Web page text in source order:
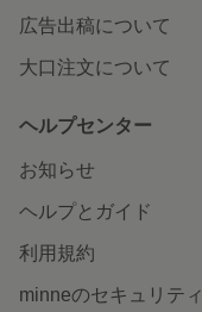
広告出稿について
大口注文について
ヘルプセンター
お知らせ
ヘルプとガイド
利用規約
minneのセキュリティ